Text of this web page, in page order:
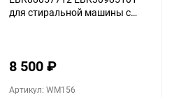
для стиральной машины с
8 500₽
Артикул: WM156